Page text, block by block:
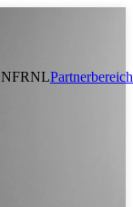
FRNLPartnerbereich